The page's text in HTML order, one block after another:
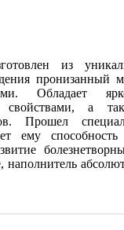
из
пронизанный
Обладает
а
Прошел
ему способность